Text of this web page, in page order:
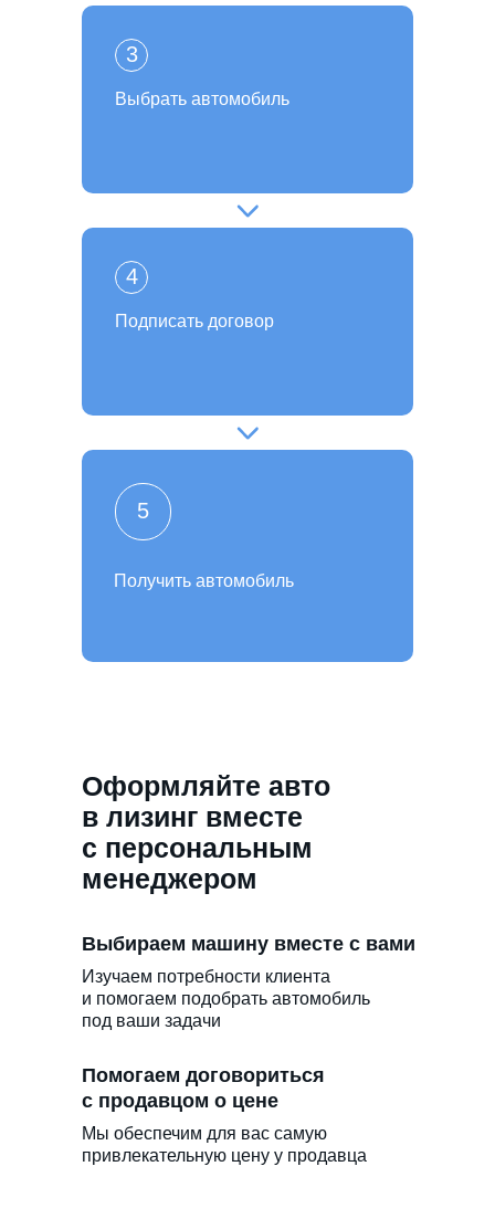
Получить автомобиль
5
Подписать договор
4
Выбрать автомобиль
3
Помогаем договориться
с продавцом о цене
Мы обеспечим для вас самую
привлекательную цену у продавца
Выбираем машину вместе с вами
Изучаем потребности клиента
и помогаем подобрать автомобиль
под ваши задачи
Оформляйте авто
в лизинг вместе
с персональным
менеджером